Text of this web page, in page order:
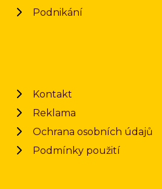
Podnikání
Kontakt
Reklama
Ochrana osobních údajů
Podmínky použití